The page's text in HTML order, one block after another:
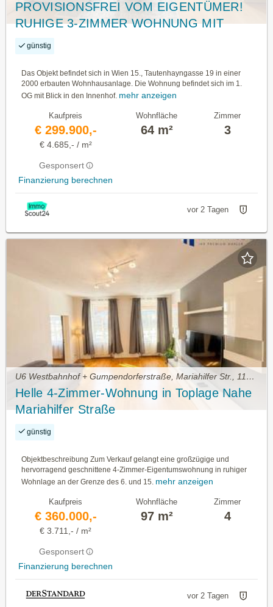
PROVISIONSFREI VOM EIGENTÜMER!
RUHIGE 3-ZIMMER WOHNUNG MIT
KÜCHE NÄHE U3 JOHNSTRASSE!
günstig
Das Objekt befindet sich in Wien 15., Tautenhayngasse 19 in einer
2000 erbauten Wohnhausanlage. Die Wohnung befindet sich im 1.
OG mit Blick in den Innenhof. mehr anzeigen
Kaufpreis
€ 299.900,-
€ 4.685,- / m²
Gesponsert
Finanzierung berechnen
Wohnfläche
64 m²
Zimmer
3
vor 2 Tagen
U6 Westbahnhof + Gumpendorferstraße, Mariahilfer Str., 1150 Wien • Wohnung kaufen
Helle 4-Zimmer-Wohnung in Toplage Nahe
Mariahilfer Straße
günstig
Objektbeschreibung Zum Verkauf gelangt eine großzügige und
hervorragend geschnittene 4-Zimmer-Eigentumswohnung in ruhiger
Wohnlage an der Grenze des 6. und 15. mehr anzeigen
Kaufpreis
€ 360.000,-
€ 3.711,- / m²
Gesponsert
Finanzierung berechnen
Wohnfläche
97 m²
Zimmer
4
vor 2 Tagen